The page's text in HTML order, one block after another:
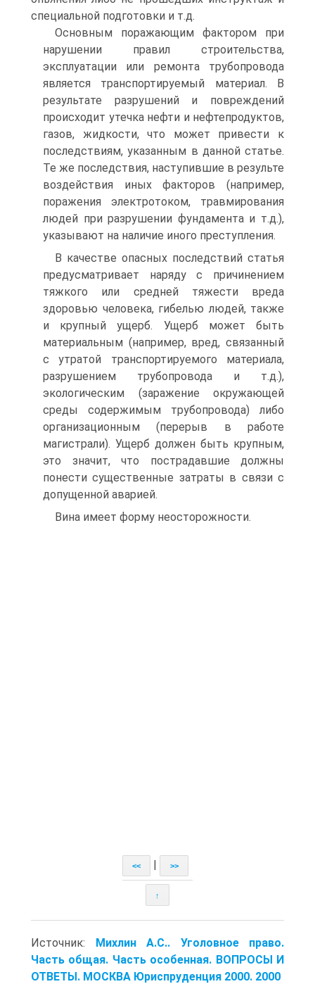
специальной подготовки и т.д.
Основным поражающим фактором при
нарушении правил строительства,
эксплуатации или ремонта трубопровода
является транспортируемый материал. В
результате разрушений и повреждений
происходит утечка нефти и нефтепродуктов,
газов, жидкости, что может привести к
последствиям, указанным в данной статье.
Те же последствия, наступившие в результе
воздействия иных факторов (например,
поражения электротоком, травмирования
людей при разрушении фундамента и т.д.),
указывают на наличие иного преступления.
В качестве опасных последствий статья
предусматривает наряду с причинением
тяжкого или средней тяжести вреда
здоровью человека, гибелью людей, также
и крупный ущерб. Ущерб может быть
материальным (например, вред, связанный
с утратой транспортируемого материала,
разрушением трубопровода и т.д.),
экологическим (заражение окружающей
среды содержимым трубопровода) либо
организационным (перерыв в работе
магистрали). Ущерб должен быть крупным,
это значит, что пострадавшие должны
понести существенные затраты в связи с
допущенной аварией.
Вина имеет форму неосторожности.
<< >>
↑
Источник: Михлин А.С.. Уголовное право.
Часть общая. Часть особенная. ВОПРОСЫ И
ОТВЕТЫ. МОСКВА Юриспруденция 2000. 2000